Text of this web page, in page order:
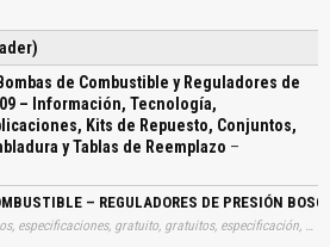
Bombas de Combustible y Reguladores de
– Información, Tecnología,
Kits de Repuesto, Conjuntos,
y Tablas de Reemplazo –
– REGULADORES DE PRESIÓN